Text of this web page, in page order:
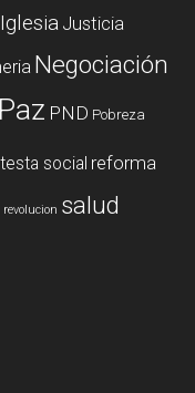
Iglesia Justicia
Negociación
Paz PND Pobreza
social reforma
revolucion salud